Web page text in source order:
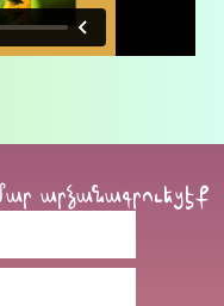
արձանագրուեցէք